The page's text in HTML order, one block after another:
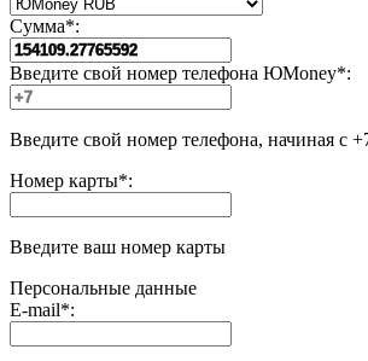
Сумма*:
Введите свой номер телефона ЮMoney*:
Введите свой номер телефона, начиная с
Номер карты*:
Введите ваш номер карты
Персональные данные
E-mail*: